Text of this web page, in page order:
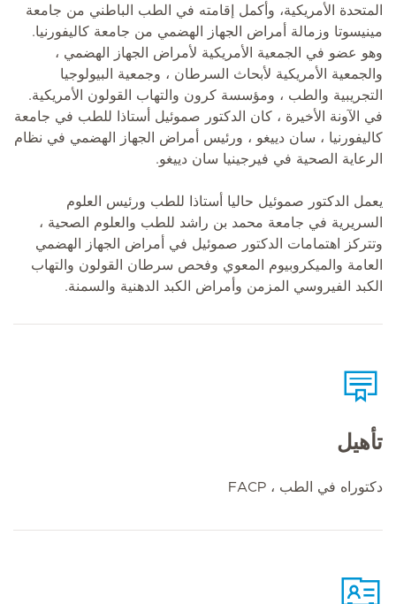
المتحدة الأمريكية، وأكمل إقامته في الطب الباطني من جامعة
مينيسوتا وزمالة أمراض الجهاز الهضمي من جامعة كاليفورنيا.
وهو عضو في الجمعية الأمريكية لأمراض الجهاز الهضمي ،
والجمعية الأمريكية لأبحاث السرطان ، وجمعية البيولوجيا
التجريبية والطب ، ومؤسسة كرون والتهاب القولون الأمريكية.
في الآونة الأخيرة ، كان الدكتور صموئيل أستاذا للطب في جامعة
كاليفورنيا ، سان دييغو ، ورئيس أمراض الجهاز الهضمي في نظام
الرعاية الصحية في فيرجينيا سان دييغو.
يعمل الدكتور صموئيل حاليا أستاذا للطب ورئيس العلوم
السريرية في جامعة محمد بن راشد للطب والعلوم الصحية ،
وتتركز اهتمامات الدكتور صموئيل في أمراض الجهاز الهضمي
العامة والميكروبيوم المعوي وفحص سرطان القولون والتهاب
الكبد الفيروسي المزمن وأمراض الكبد الدهنية والسمنة.
تأهيل
دكتوراه في الطب ، FACP